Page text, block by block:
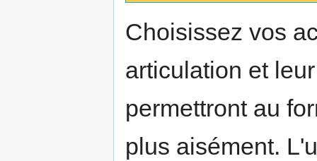
Choisissez vos
articulation et
permettront au
plus aisément.